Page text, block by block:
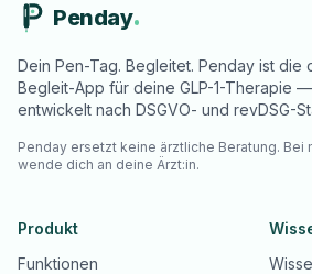
Penday
Dein Pen-Tag. Begleitet. Penday ist die
Begleit-App für deine GLP-1-Therapie
entwickelt nach DSGVO- und revDSG-
Penday ersetzt keine ärztliche Beratung. Bei
wende dich an deine Ärzt:in.
Produkt
Funktionen